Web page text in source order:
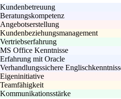
Kundenbetreuung
Beratungskompetenz
Angebotserstellung
Kundenbeziehungsmanagement
Vertriebserfahrung
MS Office Kenntnisse
Erfahrung mit Oracle
Verhandlungssichere
Eigeninitiative
Teamfähigkeit
Kommunikationsstärke